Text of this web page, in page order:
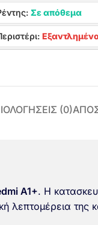
Σε απόθεμα
(0)
A1+. Η
λεπτομέρεια